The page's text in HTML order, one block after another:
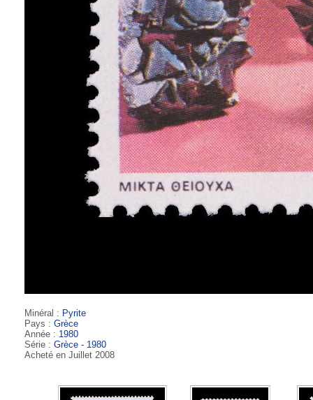
Minéral : Pyrite
Pays : Grèce
Année : 1980
Série : Grèce - 1980
Acheté en Juillet 2008